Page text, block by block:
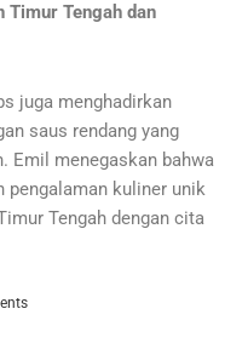
Timur Tengah dan
juga menghadirkan
saus rendang yang
Emil menegaskan bahwa
pengalaman kuliner unik
Tengah dengan cita